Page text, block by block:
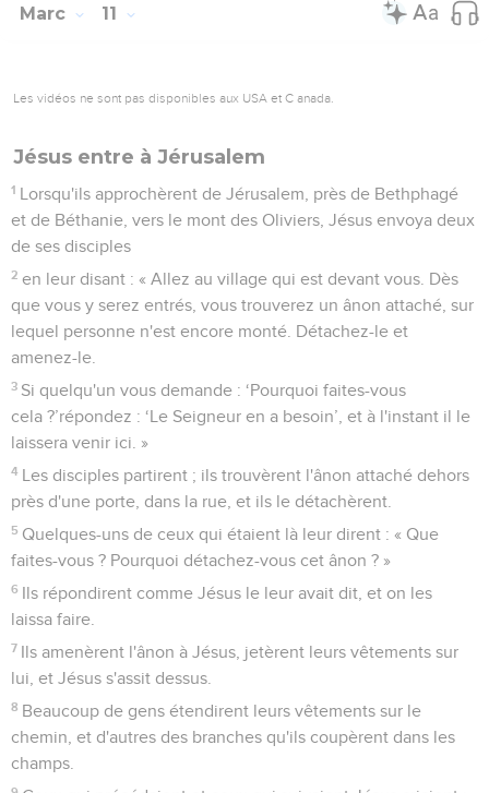
Marc 11
Les vidéos ne sont pas disponibles aux USA et C anada.
Jésus entre à Jérusalem
1 Lorsqu'ils approchèrent de Jérusalem, près de Bethphagé
et de Béthanie, vers le mont des Oliviers, Jésus envoya deux
de ses disciples
2 en leur disant : « Allez au village qui est devant vous. Dès
que vous y serez entrés, vous trouverez un ânon attaché, sur
lequel personne n'est encore monté. Détachez-le et
amenez-le.
3 Si quelqu'un vous demande : ‘Pourquoi faites-vous
cela ?’répondez : ‘Le Seigneur en a besoin’, et à l'instant il le
laissera venir ici. »
4 Les disciples partirent ; ils trouvèrent l'ânon attaché dehors
près d'une porte, dans la rue, et ils le détachèrent.
5 Quelques-uns de ceux qui étaient là leur dirent : « Que
faites-vous ? Pourquoi détachez-vous cet ânon ? »
6 Ils répondirent comme Jésus le leur avait dit, et on les
laissa faire.
7 Ils amenèrent l'ânon à Jésus, jetèrent leurs vêtements sur
lui, et Jésus s'assit dessus.
8 Beaucoup de gens étendirent leurs vêtements sur le
chemin, et d'autres des branches qu'ils coupèrent dans les
champs.